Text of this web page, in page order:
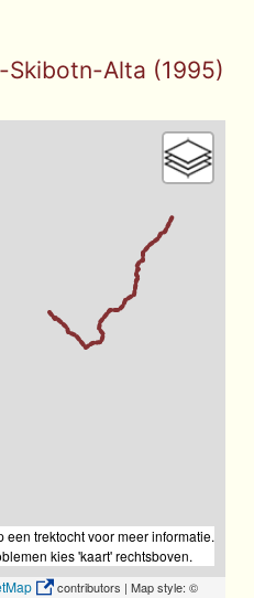
Alta (1995)
een trektocht voor meer informatie.
kies 'kaart' rechtsboven.
contributors | Map style: ©